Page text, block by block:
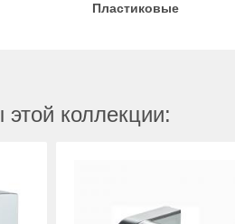
Пластиковые
коллекции: